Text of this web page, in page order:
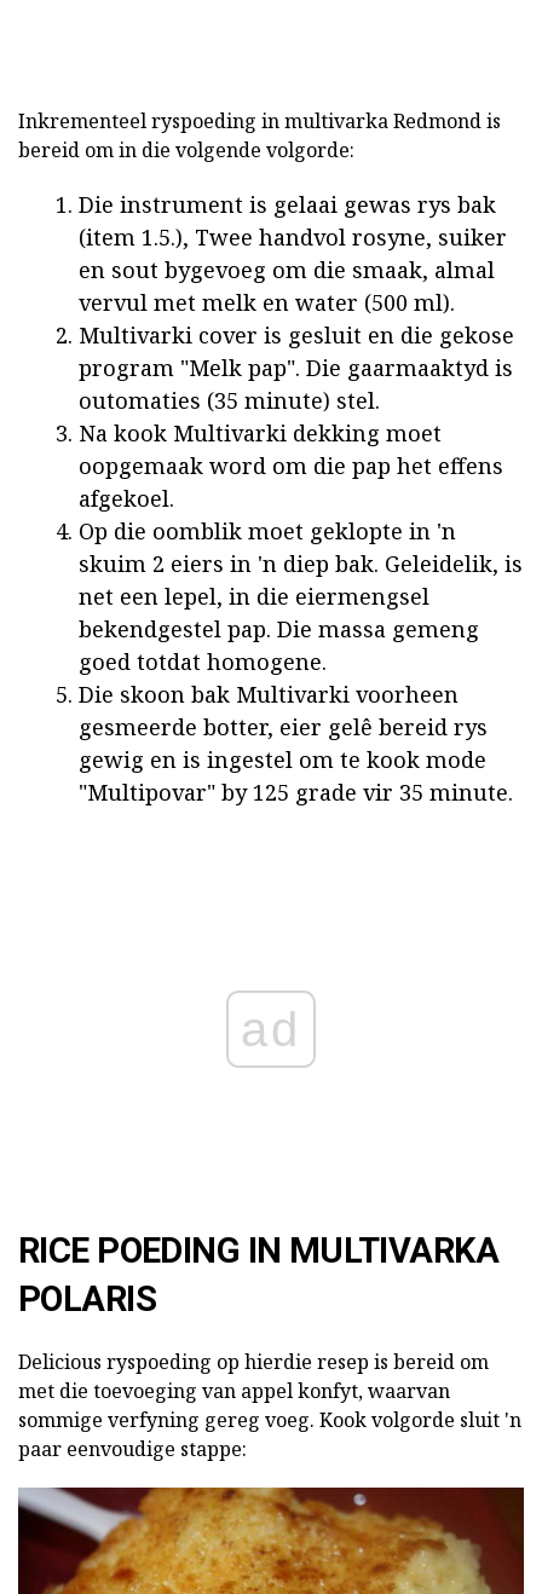
Inkrementeel ryspoeding in multivarka Redmond is
bereid om in die volgende volgorde:
Die instrument is gelaai gewas rys bak
(item 1.5.), Twee handvol rosyne, suiker
en sout bygevoeg om die smaak, almal
vervul met melk en water (500 ml).
Multivarki cover is gesluit en die gekose
program "Melk pap". Die gaarmaaktyd is
outomaties (35 minute) stel.
Na kook Multivarki dekking moet
oopgemaak word om die pap het effens
afgekoel.
Op die oomblik moet geklopte in 'n
skuim 2 eiers in 'n diep bak. Geleidelik, is
net een lepel, in die eiermengsel
bekendgestel pap. Die massa gemeng
goed totdat homogene.
Die skoon bak Multivarki voorheen
gesmeerde botter, eier gelê bereid rys
gewig en is ingestel om te kook mode
"Multipovar" by 125 grade vir 35 minute.
ad
RICE POEDING IN MULTIVARKA
POLARIS
Delicious ryspoeding op hierdie resep is bereid om
met die toevoeging van appel konfyt, waarvan
sommige verfyning gereg voeg. Kook volgorde sluit 'n
paar eenvoudige stappe: